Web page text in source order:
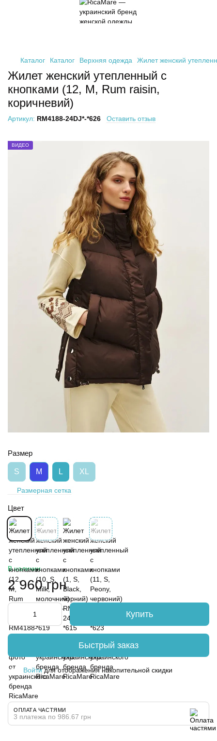
Каталог Каталог Верхняя одежда Жилет женский
Жилет женский утепленный с
кнопками (12, M, Rum raisin,
коричневий)
Артикул: RM4188-24DJ*-*626 Оставить отзыв
ВИДЕО
Размер
S M L XL
Размерная сетка
Цвет
В наличии
2 960 грн
Купить
Быстрый заказ
% Войтидля отображения накопительной скидки
ОПЛАТА ЧАСТЯМИ
3 платежа по 986.67 грн